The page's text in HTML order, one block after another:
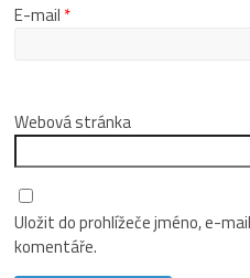
E-mail *
Webová stránka
Uložit do prohlížeče jméno, e-
komentáře.